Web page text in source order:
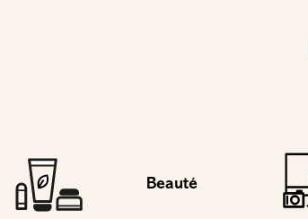
Beauté